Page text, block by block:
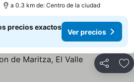
a 0.3 km de: Centro de la ciudad
precios exactos
Ver precios
Compartir